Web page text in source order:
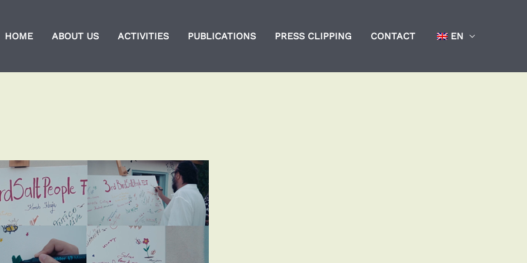
HOME ABOUT US ACTIVITIES PUBLICATIONS PRESS CLIPPING CONTACT EN